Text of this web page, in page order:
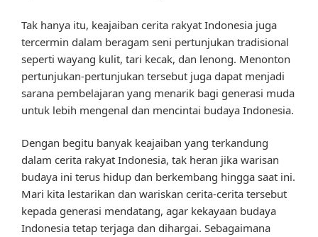
Tak hanya itu, keajaiban cerita rakyat Indonesia juga
tercermin dalam beragam seni pertunjukan tradisional
seperti wayang kulit, tari kecak, dan lenong. Menonton
pertunjukan-pertunjukan tersebut juga dapat menjadi
sarana pembelajaran yang menarik bagi generasi muda
untuk lebih mengenal dan mencintai budaya Indonesia.
Dengan begitu banyak keajaiban yang terkandung
dalam cerita rakyat Indonesia, tak heran jika warisan
budaya ini terus hidup dan berkembang hingga saat ini.
Mari kita lestarikan dan wariskan cerita-cerita tersebut
kepada generasi mendatang, agar kekayaan budaya
Indonesia tetap terjaga dan dihargai. Sebagaimana